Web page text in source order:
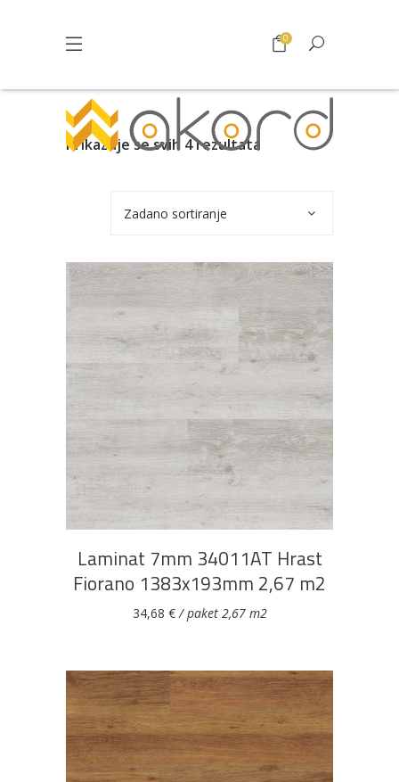
Pogledajte što je novo
u ponudi
Rasvjeta Boje i
lakovi
Građevinski
materijali
Vodomaterijal
dovratnici
0
Prikazuje se svih 4 rezultata
Zadano sortiranje
DODAJ U KOŠARICU
Laminat 7mm 34011AT Hrast
Fiorano 1383x193mm 2,67 m2
34,68 €/ paket 2,67 m2